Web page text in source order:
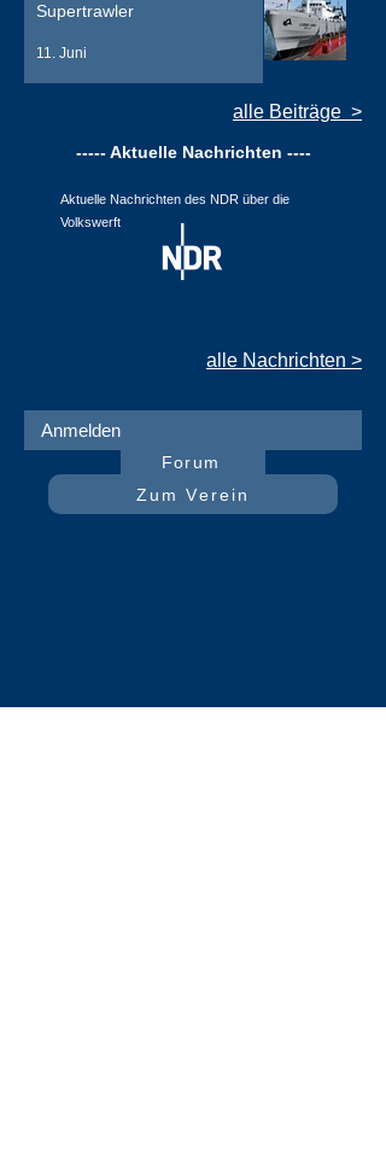
Supertrawler
11. Juni
alle Beiträge >
----- Aktuelle Nachrichten ----
Aktuelle Nachrichten des NDR über die
Volkswerft
alle Nachrichten >
Anmelden
Forum
Zum Verein